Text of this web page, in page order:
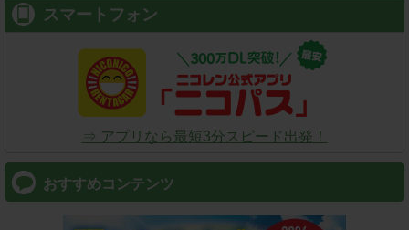
スマートフォン
⇒ アプリなら最短3分スピード出発！
おすすめコンテンツ